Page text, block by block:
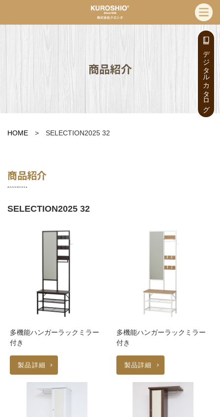
デジタルカタログ
商品紹介
HOME > SELECTION2025 32
商品紹介
SELECTION2025 32
多機能ハンガーラックミラー
付き
製品詳細
多機能ハンガーラックミラー
付き
製品詳細